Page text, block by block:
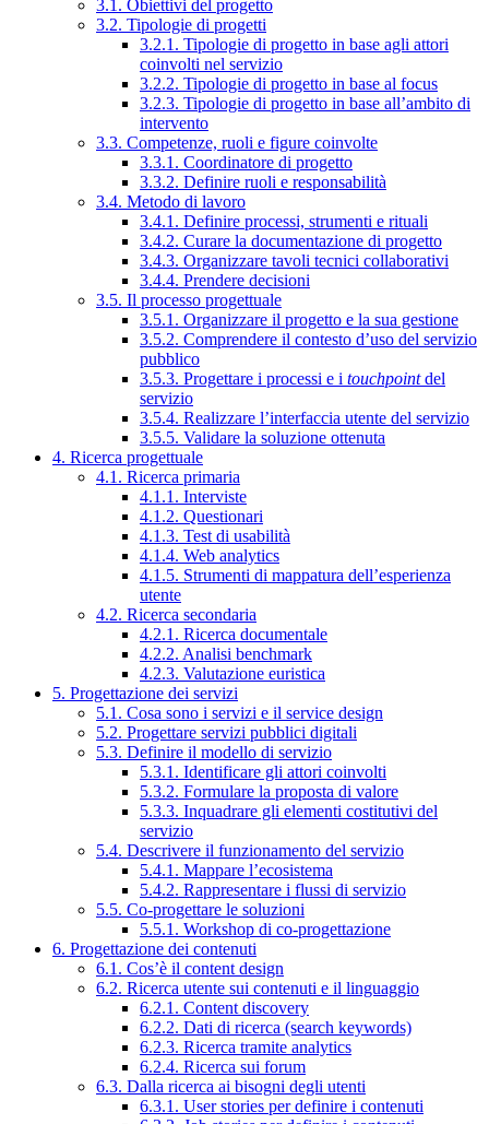
3.1. Obiettivi del progetto
3.2. Tipologie di progetti
3.2.1. Tipologie di progetto in base agli attori
coinvolti nel servizio
3.2.2. Tipologie di progetto in base al focus
3.2.3. Tipologie di progetto in base all’ambito di
intervento
3.3. Competenze, ruoli e figure coinvolte
3.3.1. Coordinatore di progetto
3.3.2. Definire ruoli e responsabilità
3.4. Metodo di lavoro
3.4.1. Definire processi, strumenti e rituali
3.4.2. Curare la documentazione di progetto
3.4.3. Organizzare tavoli tecnici collaborativi
3.4.4. Prendere decisioni
3.5. Il processo progettuale
3.5.1. Organizzare il progetto e la sua gestione
3.5.2. Comprendere il contesto d’uso del servizio
pubblico
3.5.3. Progettare i processi e i touchpointdel
servizio
3.5.4. Realizzare l’interfaccia utente del servizio
3.5.5. Validare la soluzione ottenuta
4. Ricerca progettuale
4.1. Ricerca primaria
4.1.1. Interviste
4.1.2. Questionari
4.1.3. Test di usabilità
4.1.4. Web analytics
4.1.5. Strumenti di mappatura dell’esperienza
utente
4.2. Ricerca secondaria
4.2.1. Ricerca documentale
4.2.2. Analisi benchmark
4.2.3. Valutazione euristica
5. Progettazione dei servizi
5.1. Cosa sono i servizi e il service design
5.2. Progettare servizi pubblici digitali
5.3. Definire il modello di servizio
5.3.1. Identificare gli attori coinvolti
5.3.2. Formulare la proposta di valore
5.3.3. Inquadrare gli elementi costitutivi del
servizio
5.4. Descrivere il funzionamento del servizio
5.4.1. Mappare l’ecosistema
5.4.2. Rappresentare i flussi di servizio
5.5. Co-progettare le soluzioni
5.5.1. Workshop di co-progettazione
6. Progettazione dei contenuti
6.1. Cos’è il content design
6.2. Ricerca utente sui contenuti e il linguaggio
6.2.1. Content discovery
6.2.2. Dati di ricerca (search keywords)
6.2.3. Ricerca tramite analytics
6.2.4. Ricerca sui forum
6.3. Dalla ricerca ai bisogni degli utenti
6.3.1. User stories per definire i contenuti